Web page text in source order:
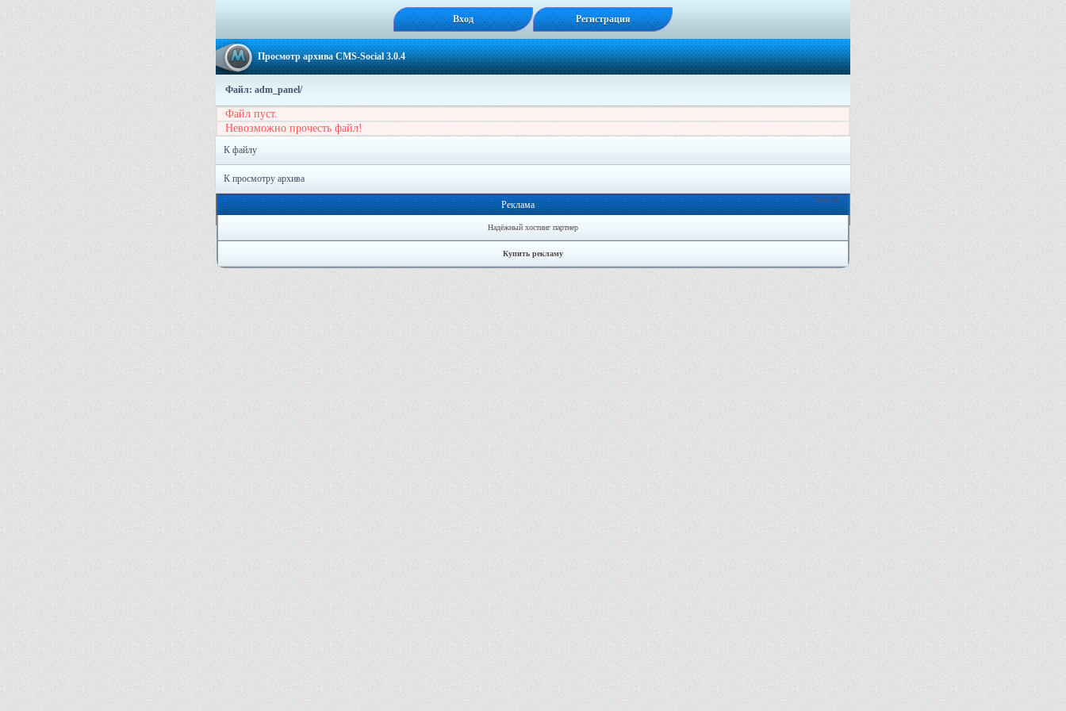
Вход Регистрация
Просмотр архива CMS-Social 3.0.4
Файл: adm_panel/
Файл пуст.
Невозможно прочесть файл!
К файлу
К просмотру архива
Онлайн: 2
Реклама
Надёжный хостинг партнер
Купить рекламу